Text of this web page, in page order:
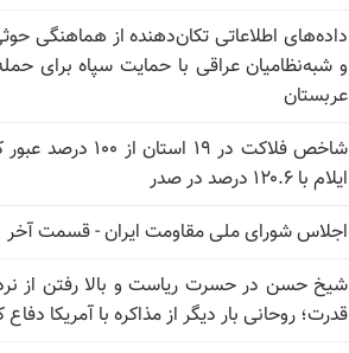
داده‌های اطلاعاتی تکان‌دهنده از هماهنگی
و شبه‌نظامیان عراقی با حمایت سپاه برای
عربستان
شاخص فلاکت در ۱۹ استان از ۱۰۰
ایلام با ۱۲۰.۶ درصد در صدر
اجلاس شورای ملی مقاومت ایران - قسمت آخر
شیخ حسن در حسرت ریاست و بالا رفتن از
قدرت؛ روحانی بار دیگر از مذاکره با آمریکا دفاع